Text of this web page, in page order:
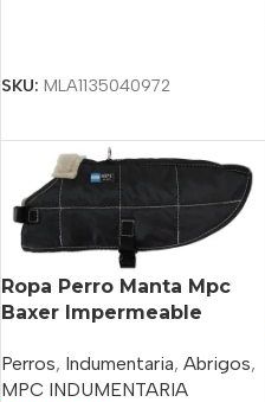
SKU: MLA1135040972
Ropa Perro Manta Mpc
Baxer Impermeable
Perros, Indumentaria, Abrigos,
MPC INDUMENTARIA